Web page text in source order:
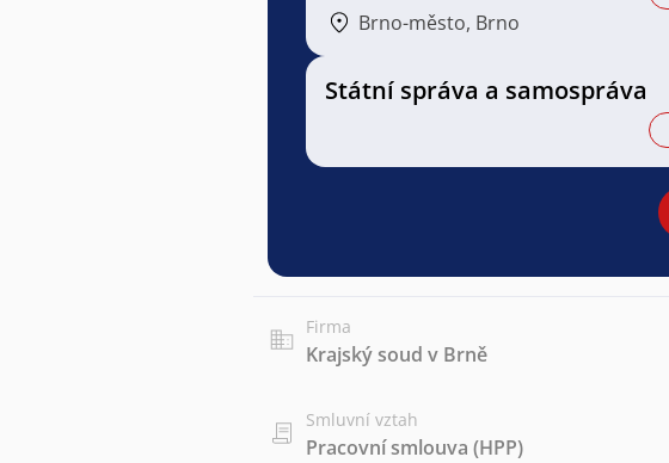
Brno-město, Brno
Státní správa a samospráva
Firma
Krajský soud v Brně
Smluvní vztah
Pracovní smlouva (HPP)